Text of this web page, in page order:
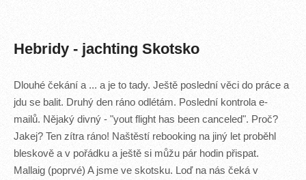
Hebridy - jachting Skotsko
Dlouhé čekání a ... a je to tady. Ještě poslední věci do práce a
jdu se balit. Druhý den ráno odlétám. Poslední kontrola e-
mailů. Nějaký divný - "yout flight has been canceled". Proč?
Jakej? Ten zítra ráno! Naštěstí rebooking na jiný let proběhl
bleskově a v pořádku a ještě si můžu pár hodin přispat.
Mallaig (poprvé) A jsme ve skotsku. Loď na nás čeká v